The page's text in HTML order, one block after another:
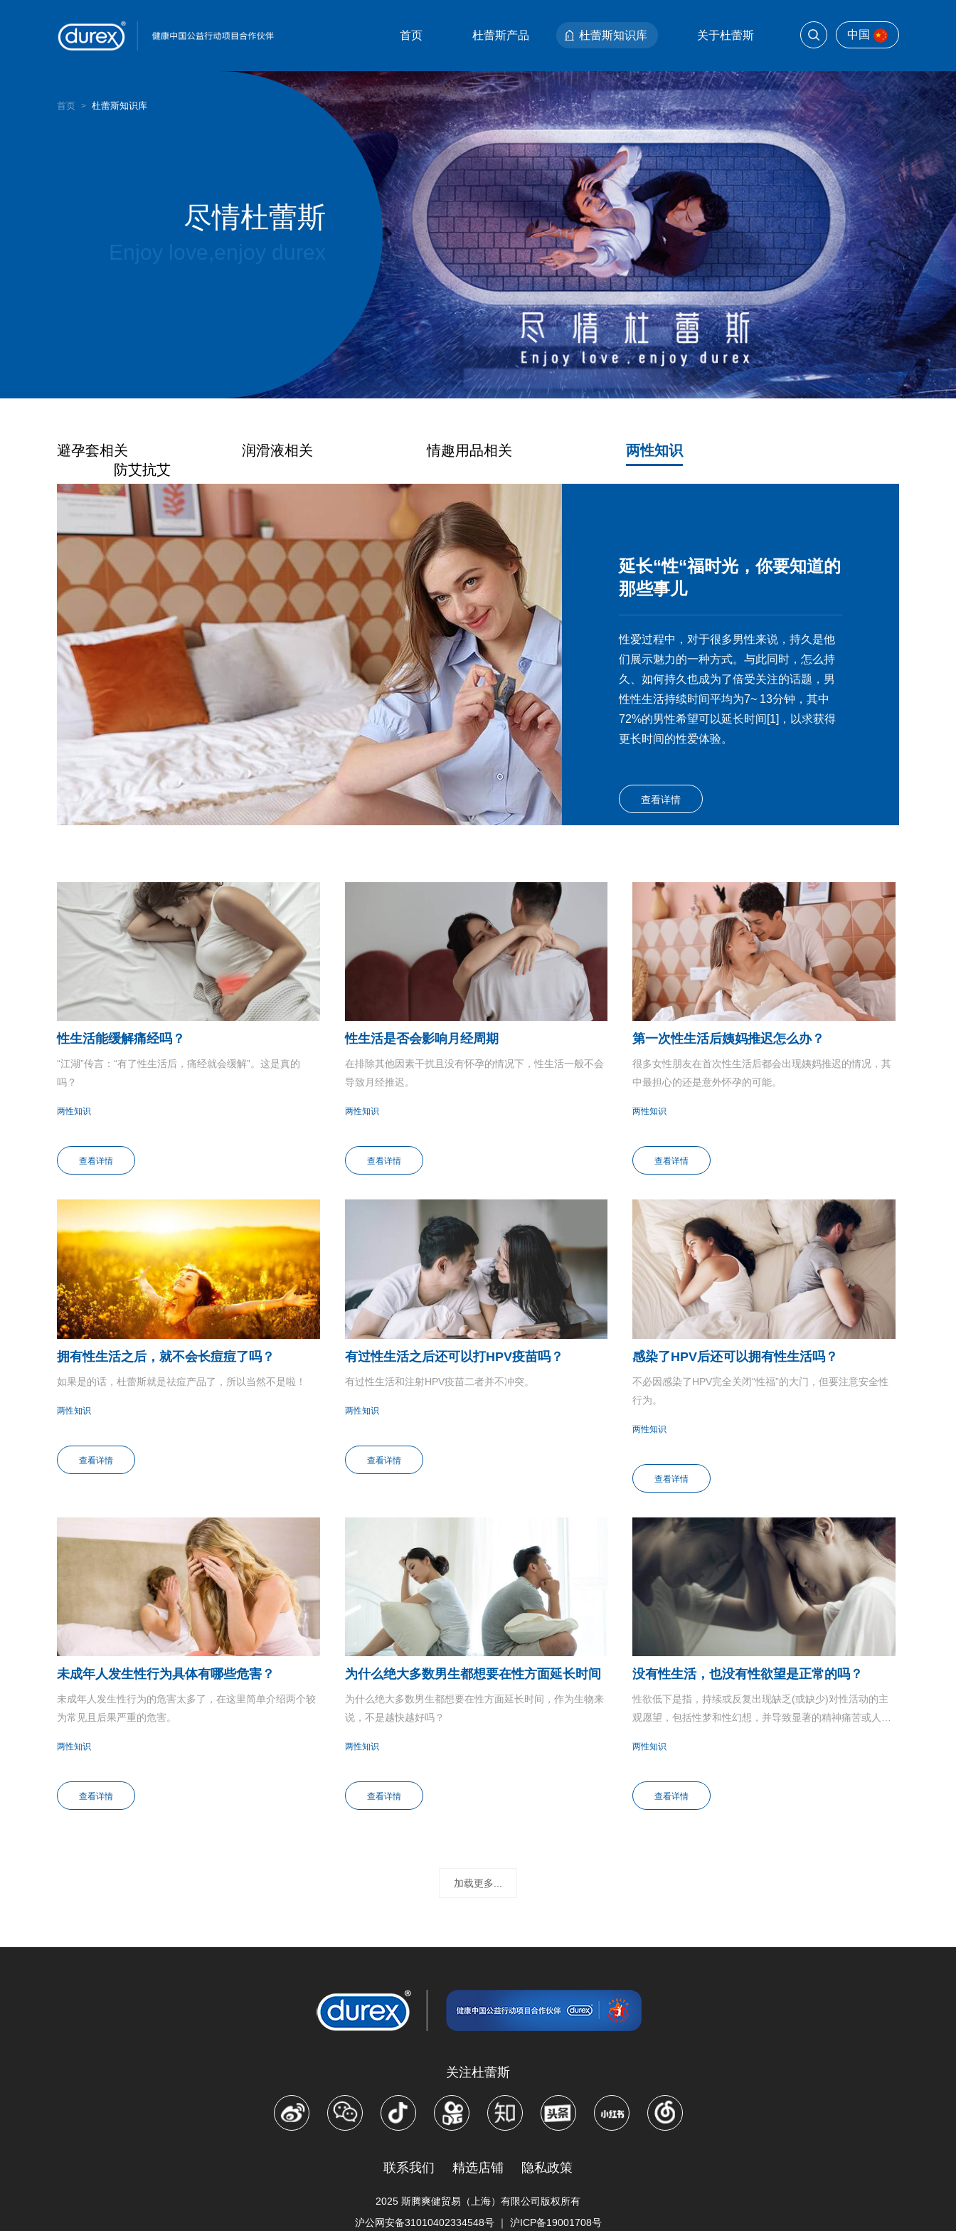
中国
首页 杜蕾斯产品 杜蕾斯知识库 关于杜蕾斯
精选店铺
首页 > 杜蕾斯知识库
尽情杜蕾斯
避孕套相关 润滑液相关 情趣用品相关
两性知识
防艾抗艾
延长“性“福时光，你要知道的
那些事儿
性爱过程中，对于很多男性来说，持久是他
们展示魅力的一种方式。与此同时，怎么持
久、如何持久也成为了倍受关注的话题，男
性性生活持续时间平均为7~ 13分钟，其中
72%的男性希望可以延长时间[1]，以求获得
更长时间的性爱体验。
查看详情
性生活能缓解痛经吗？
“江湖”传言：“有了性生活后，痛经就会缓解”。这是真的
吗？
两性知识
查看详情
性生活是否会影响月经周期
在排除其他因素干扰且没有怀孕的情况下，性生活一般不会
导致月经推迟。
两性知识
查看详情
第一次性生活后姨妈推迟怎么办？
很多女性朋友在首次性生活后都会出现姨妈推迟的情况，其
中最担心的还是意外怀孕的可能。
两性知识
查看详情
拥有性生活之后，就不会长痘痘了吗？
如果是的话，杜蕾斯就是祛痘产品了，所以当然不是啦！
两性知识
查看详情
有过性生活之后还可以打HPV疫苗吗？
有过性生活和注射HPV疫苗二者并不冲突。
两性知识
查看详情
感染了HPV后还可以拥有性生活吗？
不必因感染了HPV完全关闭“性福”的大门，但要注意安全性
行为。
两性知识
查看详情
未成年人发生性行为具体有哪些危害？
未成年人发生性行为的危害太多了，在这里简单介绍两个较
为常见且后果严重的危害。
两性知识
查看详情
为什么绝大多数男生都想要在性方面延长时间
为什么绝大多数男生都想要在性方面延长时间，作为生物来
说，不是越快越好吗？
两性知识
查看详情
没有性生活，也没有性欲望是正常的吗？
性欲低下是指，持续或反复出现缺乏(或缺少)对性活动的主
观愿望，包括性梦和性幻想，并导致显著的精神痛苦或人际
用药物的情况。
两性知识
查看详情
加载更多...
关注杜蕾斯
联系我们 精选店铺 隐私政策
2025 斯腾爽健贸易（上海）有限公司版权所有
沪公网安备31010402334548号｜ 沪ICP备19001708号